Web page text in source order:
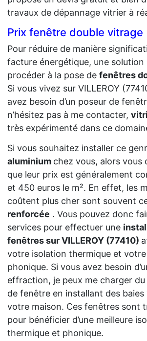
travaux de dépannage vitrier à
Prix fenêtre double vitrage
Pour réduire de manière
facture énergétique, une solution
procéder à la pose de fenêtres
Si vous vivez sur VILLEROY
avez besoin d’un poseur de
n’hésitez pas à me contacter,
très expérimenté dans ce
Si vous souhaitez installer ce
aluminium chez vous, alors vous
que leur prix est généralement
et 450 euros le m². En effet, les
coûtent plus cher sont souvent
renforcée . Vous pouvez donc
services pour effectuer une
fenêtres sur VILLEROY (77410)
votre isolation thermique et
phonique. Si vous avez besoin
effraction, je peux me charger
de fenêtre en installant des
votre maison. Ces fenêtres sont
pour bénéficier d’une meilleure
thermique et phonique.